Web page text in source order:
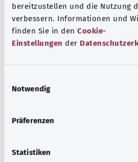
bereitzustellen und die Nutzung
verbessern. Informationen und
finden Sie in den Cookie-
Einstellungen der
Notwendig
Präferenzen
Statistiken
Beratung und Hilfe
Eine Auswahl verschiedener
Mehr erfahren